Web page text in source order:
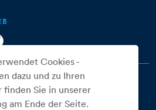
Cookies -
dazu und zu Ihren
finden Sie in unserer
am Ende der Seite.